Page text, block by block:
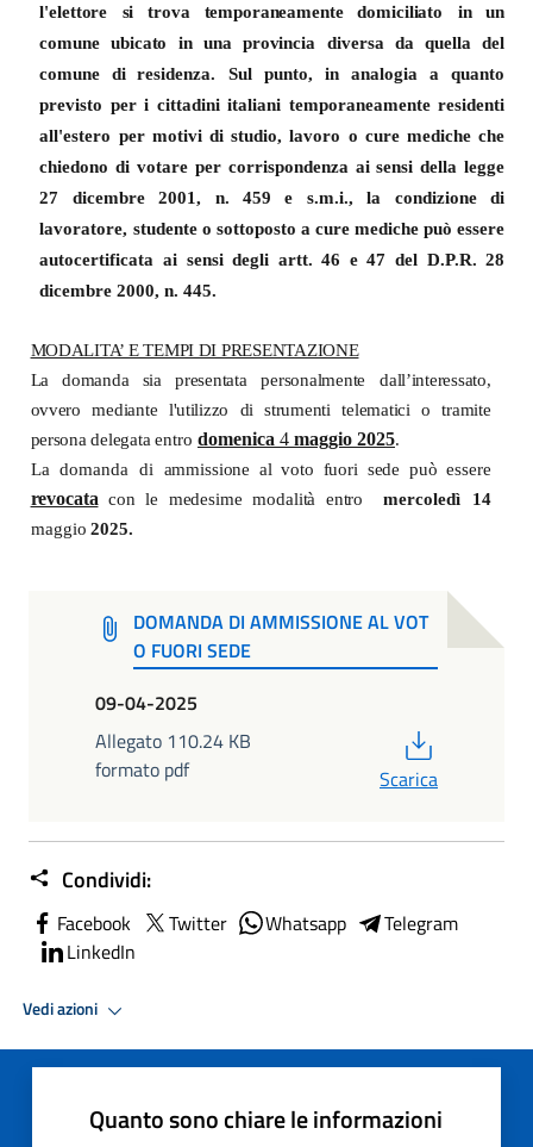
l'elettore
si trova temporaneamente domiciliato in
un
comune
ubicato in una provincia diversa da quella
del
comune
di residenza. Sul punto, in analogia a quanto
previsto per i cittadini italiani temporaneamente residenti
all'estero per motivi di studio, lavoro o cure mediche che
chiedono di votare per corrispondenza ai sensi della legge
27 dicembre 2001, n. 459 e s.m.i., la condizione di
lavoratore, studente o sottoposto a cure mediche può essere
autocertificata ai sensi degli artt. 46 e 47 del D.P.R. 28
dicembre 2000, n. 445.
MODALITA’ E TEMPI DI PRESENTAZIONE
La
domanda sia presentata personalmente
dall’interessato,
ovvero mediante l'utilizzo di
strumenti telematici o
tramite
persona delegata entro domenica 4 maggio 2025.
La domanda di ammissione al voto fuori sede può essere
revocata con le medesime modalità entro mercoledì
14
maggio 2025.
DOMANDA DI AMMISSIONE AL VOT
O FUORI SEDE
09-04-2025
Allegato 110.24 KB
formato pdf
Scarica
Condividi:
Facebook Twitter Whatsapp
Telegram
LinkedIn
Vedi azioni
Quanto sono chiare le informazioni